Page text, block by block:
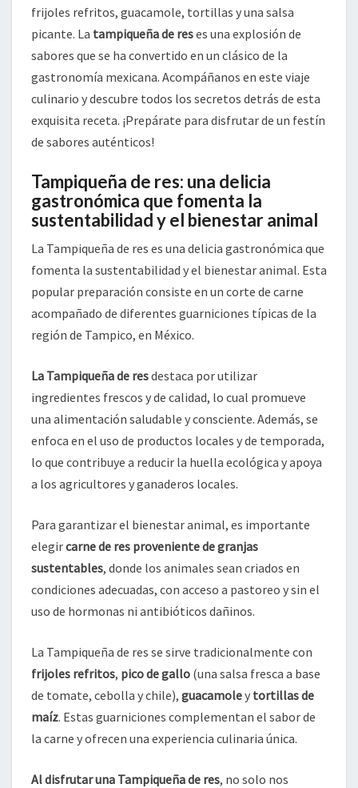
frijoles refritos, guacamole, tortillas y una salsa
picante. La tampiqueña de reses una explosión de
sabores que se ha convertido en un clásico de la
gastronomía mexicana. Acompáñanos en este viaje
culinario y descubre todos los secretos detrás de esta
exquisita receta. ¡Prepárate para disfrutar de un festín
de sabores auténticos!
Tampiqueña de res: una delicia
gastronómica que fomenta la
sustentabilidad y el bienestar animal
La Tampiqueña de res es una delicia gastronómica que
fomenta la sustentabilidad y el bienestar animal. Esta
popular preparación consiste en un corte de carne
acompañado de diferentes guarniciones típicas de la
región de Tampico, en México.
La Tampiqueña de resdestaca por utilizar
ingredientes frescos y de calidad, lo cual promueve
una alimentación saludable y consciente. Además, se
enfoca en el uso de productos locales y de temporada,
lo que contribuye a reducir la huella ecológica y apoya
a los agricultores y ganaderos locales.
Para garantizar el bienestar animal, es importante
elegircarne de res proveniente de granjas
sustentables, donde los animales sean criados en
condiciones adecuadas, con acceso a pastoreo y sin el
uso de hormonas ni antibióticos dañinos.
La Tampiqueña de res se sirve tradicionalmente con
frijoles refritos, pico de gallo (una salsa fresca a base
de tomate, cebolla y chile), guacamoley tortillas de
maíz. Estas guarniciones complementan el sabor de
la carne y ofrecen una experiencia culinaria única.
Al disfrutar una Tampiqueña de res, no solo nos